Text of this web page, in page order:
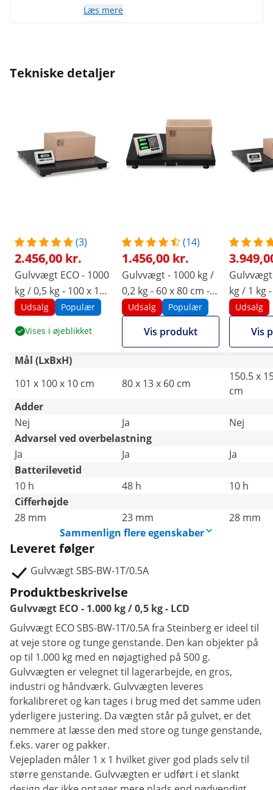
Læs mere
Tekniske detaljer
(3)
2.456,00 kr.
Gulvvægt ECO - 1000
kg / 0,5 kg - 100 x 100
cm - LCD
Udsalg Populær
Vises i øjeblikket
(14)
1.456,00 kr.
Gulvvægt - 1000 kg /
0,2 kg - 60 x 80 cm -
trådløst LCD-display
Udsalg Populær
Vis produkt
Gulvvægt
kg / 1 kg
cm - LCD
Udsalg
Vis
Mål (LxBxH)
101 x 100 x 10 cm
80 x 13 x 60 cm
150.5 x
cm
Adder
Nej
Ja
Nej
Advarsel ved overbelastning
Ja
Ja
Ja
Batterilevetid
10 h
48 h
10 h
Cifferhøjde
28 mm
23 mm
28 mm
Sammenlign flere egenskaber
Leveret følger
Gulvvægt SBS-BW-1T/0.5A
Produktbeskrivelse
Gulvvægt ECO - 1.000 kg / 0,5 kg - LCD
Gulvvægt ECO SBS-BW-1T/0.5A fra Steinberg er ideel til
at veje store og tunge genstande. Den kan objekter på
op til 1.000 kg med en nøjagtighed på 500 g.
Gulvvægten er velegnet til lagerarbejde, en gros,
industri og håndværk. Gulvvægten leveres
forkalibreret og kan tages i brug med det samme uden
yderligere justering. Da vægten står på gulvet, er det
nemmere at læsse den med store og tunge genstande,
f.eks. varer og pakker.
Vejepladen måler 1 x 1 hvilket giver god plads selv til
større genstande. Gulvvægten er udført i et slankt